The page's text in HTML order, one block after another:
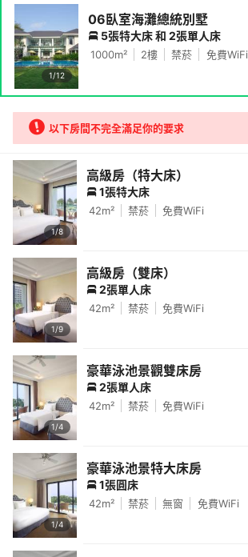
1/12
06臥室海灘總統別墅
5張特大床 和 2張單人床
1000m² 2樓 禁菸 免費WiFi
以下房間不完全滿足你的要求
1/8
高級房（特大床）
1張特大床
42m² 禁菸 免費WiFi
1/9
高級房（雙床）
2張單人床
42m² 禁菸 免費WiFi
1/4
豪華泳池景觀雙床房
2張單人床
42m² 禁菸 免費WiFi
1/4
豪華泳池景特大床房
1張圓床
42m² 禁菸 無窗 免費WiFi